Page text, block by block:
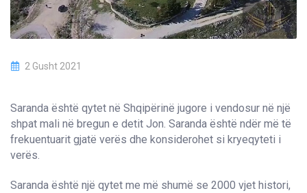
2 Gusht 2021
Saranda është qytet në Shqipërinë jugore i vendosur në një
shpat mali në bregun e detit Jon. Saranda është ndër më të
frekuentuarit gjatë verës dhe konsiderohet si kryeqyteti i
verës.
Saranda është një qytet me më shumë se 2000 vjet histori,